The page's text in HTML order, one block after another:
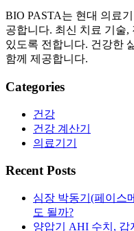
BIO PASTA는 현대 의료
공합니다. 최신 치료 기술
있도록 전합니다. 건강한
함께 제공합니다.
Categories
건강
건강 계산기
의료기기
Recent Posts
심장 박동기(페이스
도 될까?
양압기 AHI 수치, 갑